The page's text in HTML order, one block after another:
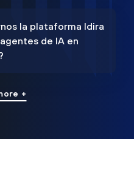
la plataforma Idira
de IA en
+